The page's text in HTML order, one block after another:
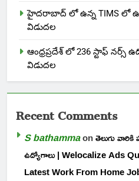
హైదరాబాద్ లో ఉన్న TIMS లో
విడుదల
ఆంధ్రప్రదేశ్ లో 236 స్టాఫ్ నర్స్
విడుదల
Recent Comments
S bathammaonతెలుగు వారికి
ఉద్యోగాలు | Welocalize Ads
Latest Work From Home